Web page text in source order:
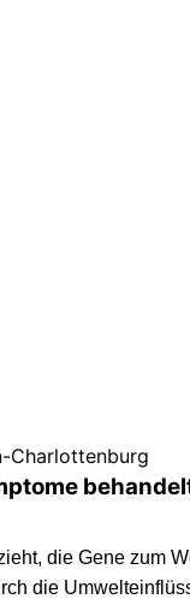
Charlottenburg
die Gene zum
die